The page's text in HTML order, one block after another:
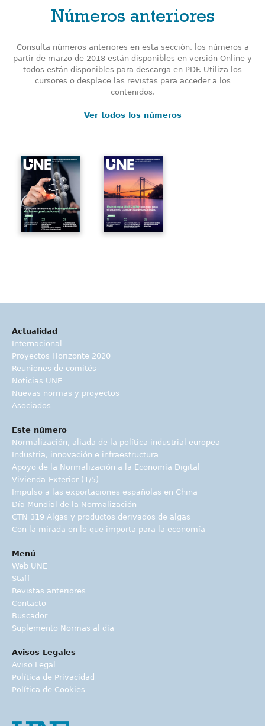
Números anteriores
Consulta números anteriores en esta sección, los números a
partir de marzo de 2018 están disponibles en versión Online y
todos están disponibles para descarga en PDF. Utiliza los
cursores o desplace las revistas para acceder a los
contenidos.
Ver todos los números
Actualidad
Internacional
Proyectos Horizonte 2020
Reuniones de comités
Noticias UNE
Nuevas normas y proyectos
Asociados
Este número
Normalización, aliada de la política industrial europea
Industria, innovación e infraestructura
Apoyo de la Normalización a la Economía Digital
Vivienda-Exterior (1/5)
Impulso a las exportaciones españolas en China
Día Mundial de la Normalización
CTN 319 Algas y productos derivados de algas
Con la mirada en lo que importa para la economía
Menú
Web UNE
Staff
Revistas anteriores
Contacto
Buscador
Suplemento Normas al día
Avisos Legales
Aviso Legal
Política de Privacidad
Política de Cookies